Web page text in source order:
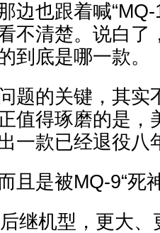
边也跟着喊
不清楚。说白了
到底是哪一款。
题的关键，其实
值得琢磨的是，
一款已经退役八
且是被MQ-9“死
继机型，更大